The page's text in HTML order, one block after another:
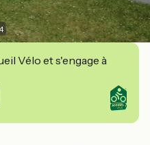
Vélo et s'engage à